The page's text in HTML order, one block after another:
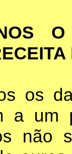
O
os
a um
não